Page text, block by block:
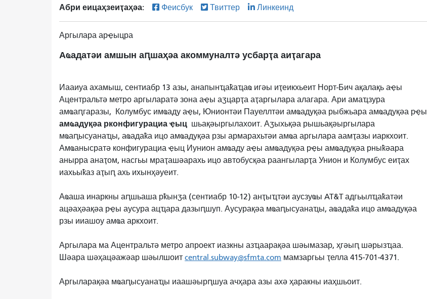
Абри еицаҳзеиҭаҳәа: Феисбук Твиттер Линкеинд
Аргылара арҿыцра
Аҩадатәи амшын аԥшаҳәа акоммуналтә усбарҭа аиҭагара
Иааиуа ахамыш, сентиабр 13 азы, анапынҵаҟаҵаҩ игәы иҭеикхьеит Норт-Бич ақалақь аҿы
Ацентральтә метро аргыларатә зона аҿы аӡцарҭа аҭаргылара алагара. Ари амаҵзура
амҩаԥгаразы, Колумбус имҩаду аҿы, Юнионтәи Пауеллтәи амҩадуқәа рыбжьара амҩадуқәа рҿы
амҩадуқәа рконфигурациа ҿыц шьақәыргылахоит. Аӡыхьқәа рышьақәыргылара
мҩаԥысуанаҵы, аҩадаҟа ицо амҩадуқәа рзы армарахьтәи амҩа аргылара аамҭазы иаркхоит.
Амҩанысратә конфигурациа ҿыц Иунион амҩаду аҿы амҩадуқәа рҿы амҩадуқәа рныҟәара
анырра анаҭом, насгьы мраҭашәарахь ицо автобусқәа раангыларҭа Унион и Колумбус еиҭах
иахьыҟаз аҭыԥ ахь ихынҳәуеит.
Аҩаша инаркны аԥшьаша рҟынӡа (сентиабр 10-12) анҭыҵтәи аусзуҩы AT&T адгьылҵаҟатәи
ацәаҳәақәа рҿы аусура ацҵара дазыԥшуп. Аусурақәа мҩаԥысуанаҵы, аҩадаҟа ицо амҩадуқәа
рзы ииашоу амҩа аркхоит.
Аргылара ма Ацентральтә метро апроект иазкны азҵаарақәа шәымазар, ҳгәыԥ шәрызҵаа.
Шәара шәҳацәажәар шәылшоит central.subway@sfmta.com мамзаргьы ҭелла 415-701-4371.
Аргыларақәа мҩаԥысуанаҵы иаашәырԥшуа ачҳара азы ахә ҳаракны иаҳшьоит.